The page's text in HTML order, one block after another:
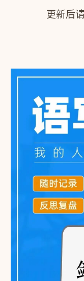
更新后